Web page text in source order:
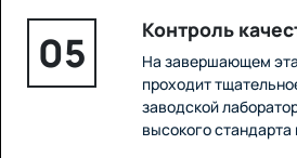
05 Контроль
На завершающем
проходит
заводской
высокого стандарта